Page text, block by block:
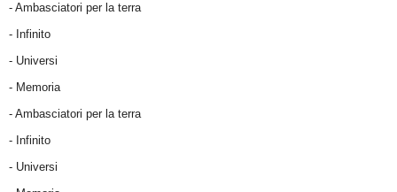
- Ambasciatori per la terra
- Infinito
- Universi
- Memoria
- Ambasciatori per la terra
- Infinito
- Universi